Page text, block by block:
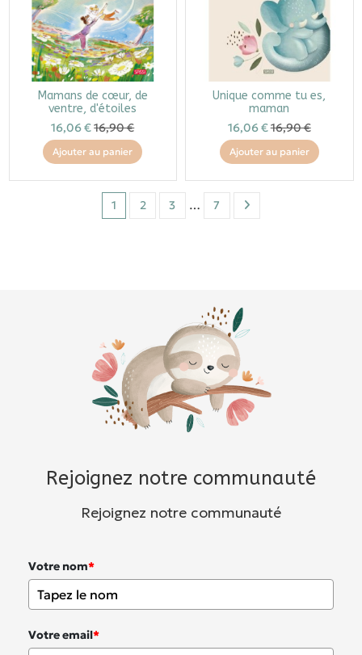
Mamans de cœur, de
ventre, d'étoiles
16,06 €16,90 €
Ajouter au panier
Unique comme tu es,
maman
16,06 €16,90 €
Ajouter au panier
1 2 3 … 7
Rejoignez notre communauté
Rejoignez notre communauté
Votre nom*
Votre email*